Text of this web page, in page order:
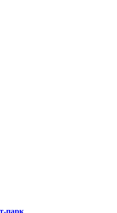
парк